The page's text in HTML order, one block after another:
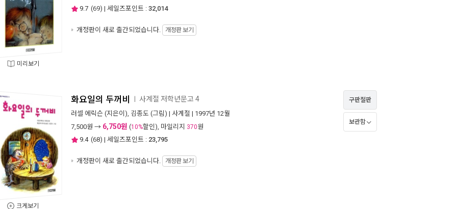
미리보기
9.7 (69) | 세일즈포인트 : 32,014
개정판이 새로 출간되었습니다. 개정판 보기
크게보기
화요일의 두꺼비 사계절 저학년문고 4
러셀 에릭슨 (지은이), 김종도 (그림) | 사계절 | 1997년 12월
7,500원 → 6,750원 (10%할인), 마일리지 370원
9.4 (68) | 세일즈포인트 : 23,795
개정판이 새로 출간되었습니다. 개정판 보기
구판절판
보관함